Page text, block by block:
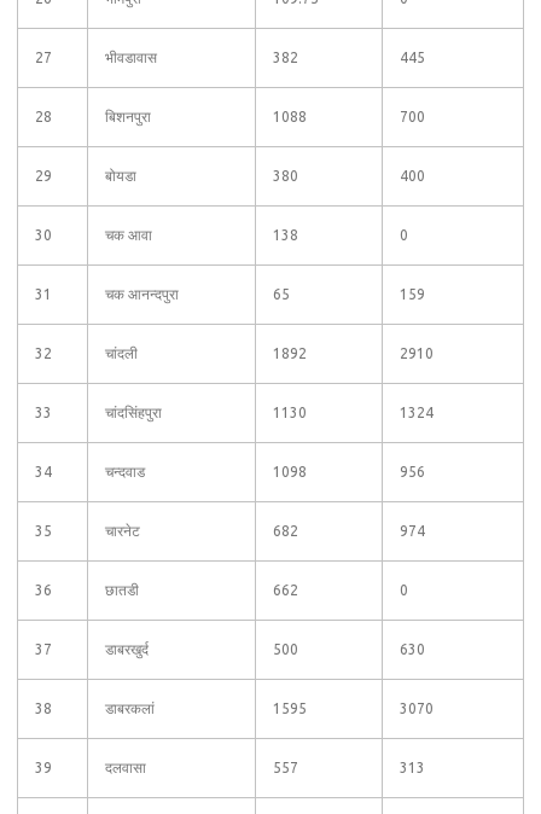
27 भीवडावास 382 445
28 बिशनपुरा 1088 700
29 बोयडा 380 400
30 चक आवा 138 0
31 चक आनन्दपुरा 65 159
32 चांदली 1892 2910
33 चांदसिंहपुरा 1130 1324
34 चन्दवाड 1098 956
35 चारनेट 682 974
36 छातडी 662 0
37 डाबरखुर्द 500 630
38 डाबरकलां 1595 3070
39 दलवासा 557 313